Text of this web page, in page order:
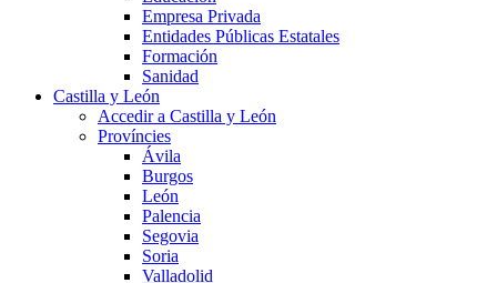
Empresa Privada
Entidades Públicas Estatales
Formación
Sanidad
Castilla y León
Accedir a Castilla y León
Províncies
Ávila
Burgos
León
Palencia
Segovia
Soria
Valladolid